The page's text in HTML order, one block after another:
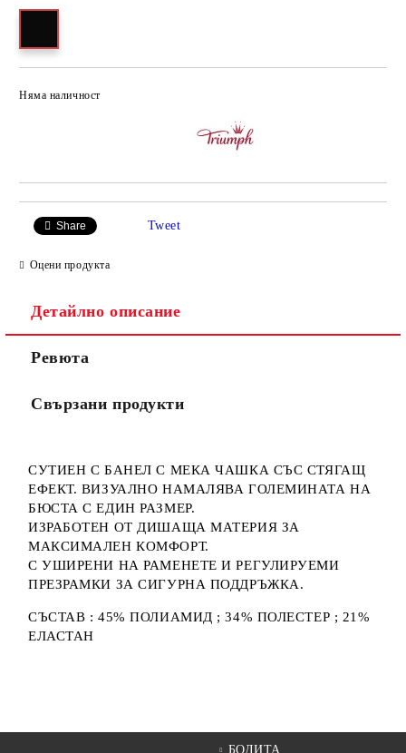
Няма наличност
Share Tweet
Оцени продукта
Детайлно описание
Ревюта
Свързани продукти
СУТИЕН С БАНЕЛ С МЕКА ЧАШКА СЪС СТЯГАЩ
ЕФЕКТ. ВИЗУАЛНО НАМАЛЯВА ГОЛЕМИНАТА НА
БЮСТА С ЕДИН РАЗМЕР.
ИЗРАБОТЕН ОТ ДИШАЩА МАТЕРИЯ ЗА
МАКСИМАЛЕН КОМФОРТ.
С УШИРЕНИ НА РАМЕНЕТЕ И РЕГУЛИРУЕМИ
ПРЕЗРАМКИ ЗА СИГУРНА ПОДДРЪЖКА.
СЪСТАВ : 45% ПОЛИАМИД ; 34% ПОЛЕСТЕР ; 21%
ЕЛАСТАН
БОДИТА